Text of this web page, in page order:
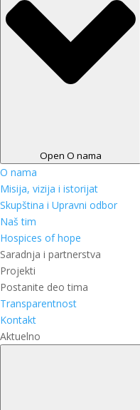
Open O nama
O nama
Misija, vizija i istorijat
Skupština i Upravni odbor
Naš tim
Hospices of hope
Saradnja i partnerstva
Projekti
Postanite deo tima
Transparentnost
Kontakt
Aktuelno